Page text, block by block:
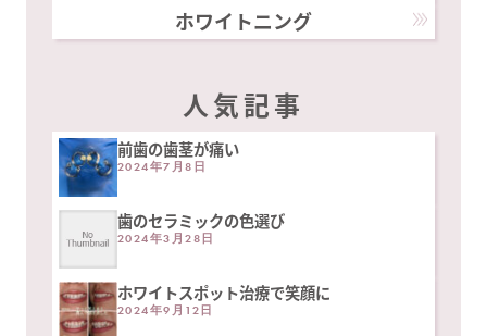
ホワイトニング
人気記事
前歯の歯茎が痛い
2024年7月8日
歯のセラミックの色選び
2024年3月28日
ホワイトスポット治療で笑顔に
2024年9月12日